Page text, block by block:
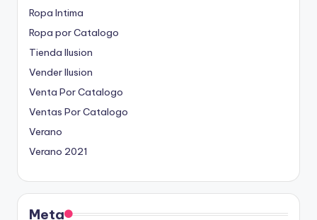
Ropa Intima
Ropa por Catalogo
Tienda Ilusion
Vender Ilusion
Venta Por Catalogo
Ventas Por Catalogo
Verano
Verano 2021
Meta